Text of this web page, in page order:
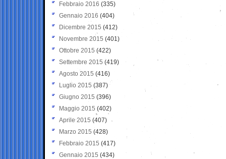
Febbraio 2016 (335)
Gennaio 2016 (404)
Dicembre 2015 (412)
Novembre 2015 (401)
Ottobre 2015 (422)
Settembre 2015 (419)
Agosto 2015 (416)
Luglio 2015 (387)
Giugno 2015 (396)
Maggio 2015 (402)
Aprile 2015 (407)
Marzo 2015 (428)
Febbraio 2015 (417)
Gennaio 2015 (434)